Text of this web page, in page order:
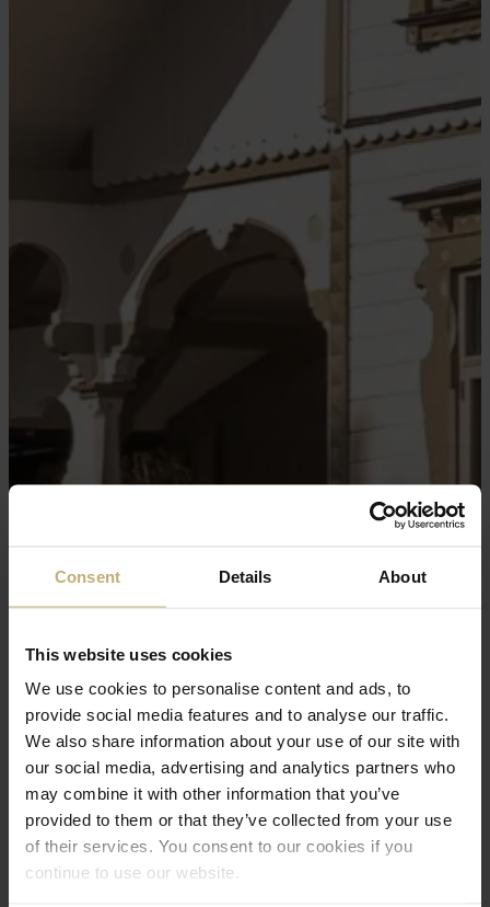
Consent Details About
This website uses cookies
We use cookies to personalise content and ads, to
provide social media features and to analyse our traffic.
We also share information about your use of our site with
our social media, advertising and analytics partners who
may combine it with other information that you’ve
provided to them or that they’ve collected from your use
of their services. You consent to our cookies if you
continue to use our website.
Villan